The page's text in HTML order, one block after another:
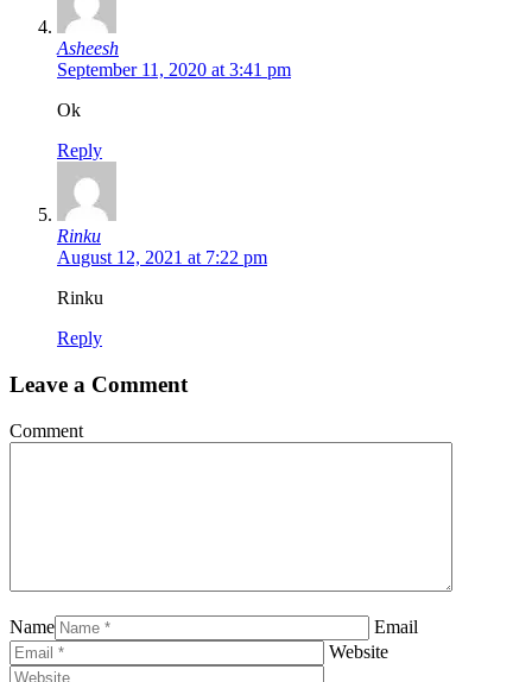
Asheesh
September 11, 2020 at 3:41 pm
Ok
Reply
Rinku
August 12, 2021 at 7:22 pm
Rinku
Reply
Leave a Comment
Comment
Name
Email
Website